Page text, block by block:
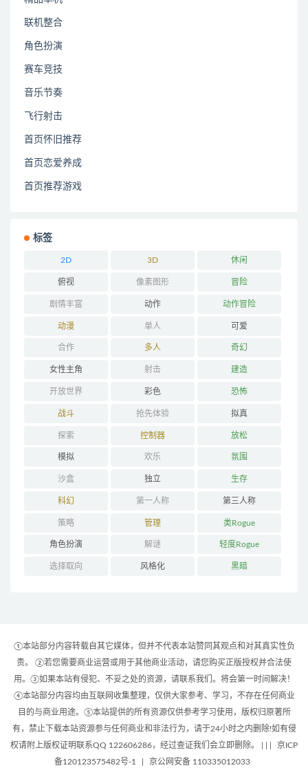
联机整合
角色扮演
赛车竞技
音乐节奏
飞行射击
首页怀旧推荐
首页恋爱养成
首页推荐游戏
标签
2D 3D 休闲
俯视 像素图形 冒险
剧情丰富 动作 动作冒险
动漫 单人 可爱
合作 多人 奇幻
女性主角 射击 建造
开放世界 彩色 恐怖
战斗 抢先体验 拟真
探索 控制器 放松
模拟 欢乐 氛围
沙盒 独立 生存
科幻 第一人称 第三人称
策略 管理 类Rogue
角色扮演 解谜 轻度Rogue
选择取向 风格化 黑暗
①本站部分内容转载自其它媒体，但并不代表本站赞同其观点和对其真实性负
责。 ②若您需要商业运营或用于其他商业活动，请您购买正版授权并合法使
用。③如果本站有侵犯、不妥之处的资源，请联系我们。将会第一时间解决！
④本站部分内容均由互联网收集整理，仅供大家参考、学习，不存在任何商业
目的与商业用途。⑤本站提供的所有资源仅供参考学习使用，版权归原著所
有，禁止下载本站资源参与任何商业和非法行为，请于24小时之内删除!如有侵
权请附上版权证明联系QQ 122606286，经过查证我们会立即删除。 | |
京ICP
备120123575482号-1
京公网安备 110335012033